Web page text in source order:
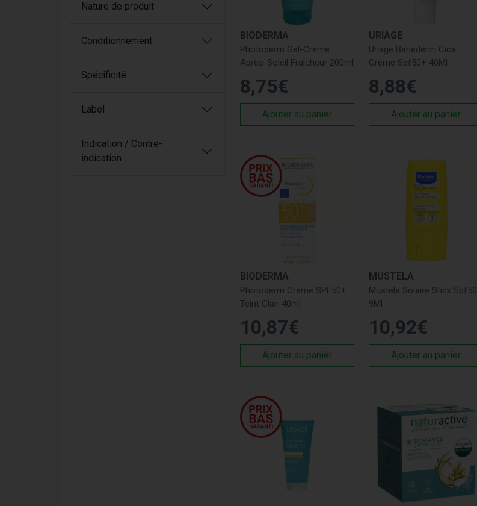
BIODERMA
Photoderm Gel-Crème
Après-Soleil Fraîcheur 200ml
8,75€
Ajouter au panier
URIAGE
Uriage Bariederm Cica
Crème Spf50+ 40Ml
8,88€
Ajouter au panier
BIODERMA
Photoderm Crème SPF50+
Teint Clair 40ml
10,87€
Ajouter au panier
MUSTELA
Mustela Solaire Stick Spf50
9Ml
10,92€
Ajouter au panier
Nature de produit
Conditionnement
Spécificité
Label
Indication / Contre-
indication